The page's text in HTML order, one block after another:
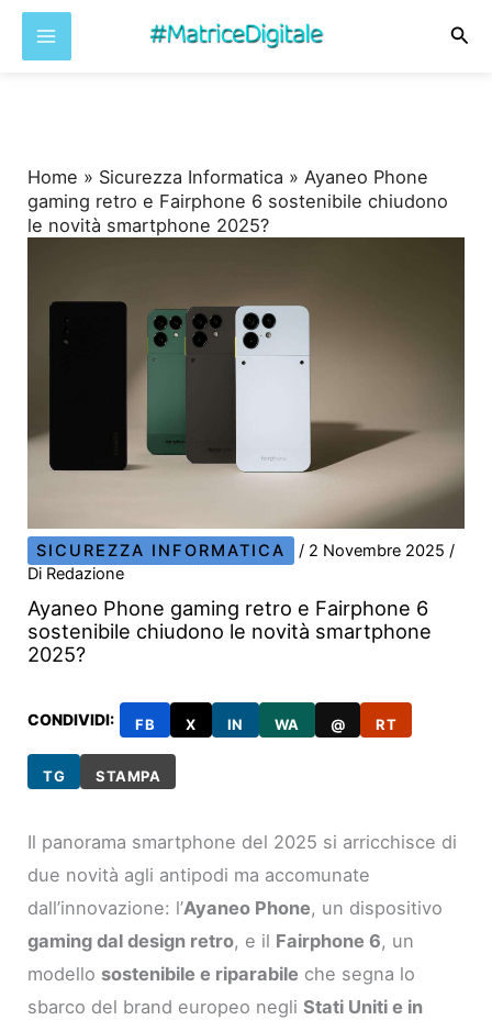
Home » Sicurezza Informatica »Ayaneo Phone
gaming retro e Fairphone 6 sostenibile chiudono
le novità smartphone 2025?
SICUREZZA INFORMATICA / 2 Novembre 2025/
Di Redazione
Ayaneo Phone gaming retro e Fairphone 6
sostenibile chiudono le novità smartphone
2025?
CONDIVIDI: FB X IN WA @ RT
TG STAMPA
Il panorama smartphone del 2025 si arricchisce di
due novità agli antipodi ma accomunate
dall’innovazione: l’Ayaneo Phone, un dispositivo
gaming dal design retro, e il Fairphone 6, un
modello sostenibile e riparabile che segna lo
sbarco del brand europeo negliStati Uniti e in